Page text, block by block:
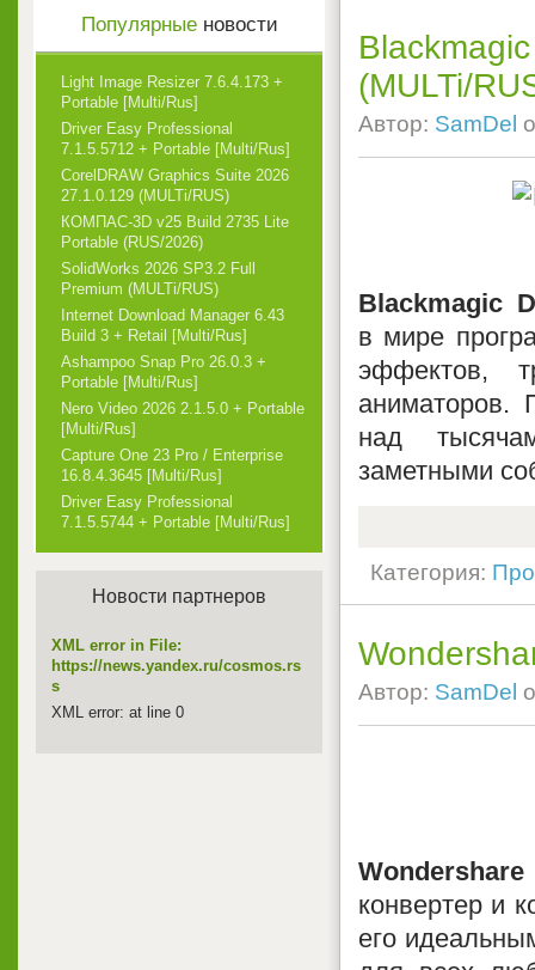
(MULTi/
Автор: SamDel
Blackmagic
в мире
эффектов,
аниматоров.
над
заметными
Категория:
Автор: SamDel
конвертер и
его
Популярныеновости
Light Image Resizer 7.6.4.173 +
Portable [Multi/Rus]
Driver Easy Professional
7.1.5.5712 + Portable [Multi/Rus]
CorelDRAW Graphics Suite 2026
27.1.0.129 (MULTi/RUS)
КОМПАС-3D v25 Build 2735 Lite
Portable (RUS/2026)
SolidWorks 2026 SP3.2 Full
Premium (MULTi/RUS)
Internet Download Manager 6.43
Build 3 + Retail [Multi/Rus]
Ashampoo Snap Pro 26.0.3 +
Portable [Multi/Rus]
Nero Video 2026 2.1.5.0 + Portable
[Multi/Rus]
Capture One 23 Pro / Enterprise
16.8.4.3645 [Multi/Rus]
Driver Easy Professional
7.1.5.5744 + Portable [Multi/Rus]
Новости партнеров
XML error in File:
https://news.yandex.ru/cosmos.rs
s
XML error: at line 0